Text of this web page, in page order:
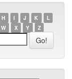
H I J K
L
W X Y Z